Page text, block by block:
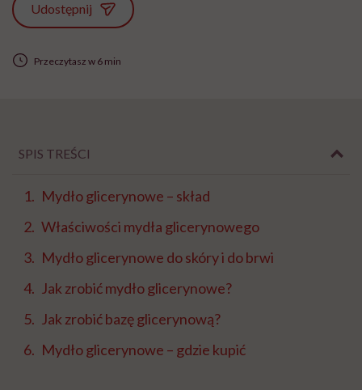
Udostępnij
Przeczytasz w 6 min
SPIS TREŚCI
Mydło glicerynowe – skład
Właściwości mydła glicerynowego
Mydło glicerynowe do skóry i do brwi
Jak zrobić mydło glicerynowe?
Jak zrobić bazę glicerynową?
Mydło glicerynowe – gdzie kupić